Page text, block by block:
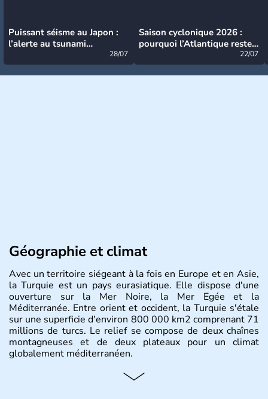
Puissant séisme au Japon :
l’alerte au tsunami
28/07
Saison cyclonique 2026 :
pourquoi l’Atlantique reste
22/07
Géographie et climat
Avec un territoire siégeant à la fois en Europe et en Asie,
la Turquie est un pays eurasiatique. Elle dispose d'une
ouverture sur la Mer Noire, la Mer Egée et la
Méditerranée. Entre orient et occident, la Turquie s'étale
sur une superficie d'environ 800 000 km2 comprenant 71
millions de turcs. Le relief se compose de deux chaînes
montagneuses et de deux plateaux pour un climat
globalement méditerranéen.
Histoire et administration